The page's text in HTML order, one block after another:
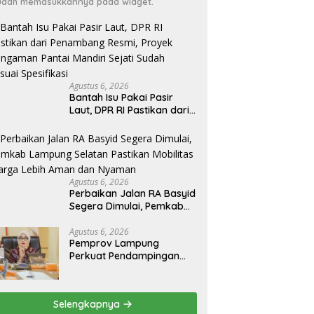
Agustus 6, 2026
Bantah Isu Pakai Pasir
Laut, DPR RI Pastikan dari
Pengaman Pantai Mandiri
Sejati Sudah Sesuai
Spesifikasi
Agustus 6, 2026
Perbaikan Jalan RA Basyid
Segera Dimulai, Pemkab
Mobilitas Warga Lebih
Aman dan Nyaman
Agustus 6, 2026
Pemprov Lampung
Perkuat Pendampingan
Tanggamus
Selengkapnya